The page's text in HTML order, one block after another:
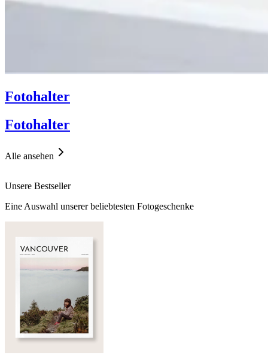
Fotohalter
Fotohalter
Alle ansehen
Unsere Bestseller
Eine Auswahl unserer beliebtesten Fotogeschenke